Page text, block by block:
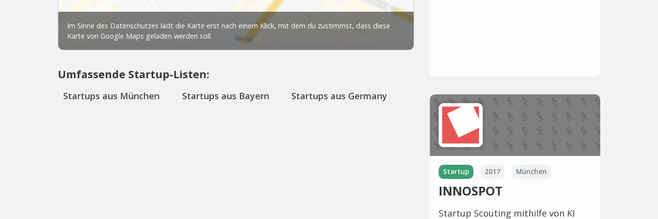
Umfassende Startup-Listen:
Startups aus München Startups aus Bayern Startups aus Germany
Startup 2017 München
INNOSPOT
Startup Scouting mithilfe von KI